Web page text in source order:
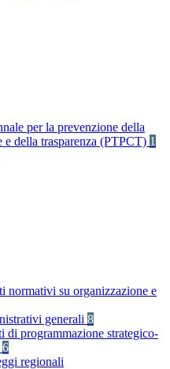
per la prevenzione della
e della trasparenza (PTPCT) 1
normativi su organizzazione e
generali 8
di programmazione strategico-
6
regionali